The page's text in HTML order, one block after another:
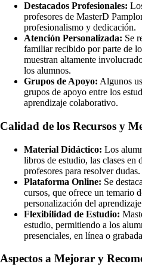
Destacados Profesionales:
profesores de MasterD
profesionalismo y dedicación.
Atención Personalizada: Se
familiar recibido por parte de
muestran altamente
los alumnos.
Grupos de Apoyo: Algunos
grupos de apoyo entre los
aprendizaje colaborativo.
Calidad de los Recursos y
Material Didáctico: Los
libros de estudio, las clases
profesores para resolver dudas.
Plataforma Online: Se
cursos, que ofrece un temario
personalización del
Flexibilidad de Estudio:
estudio, permitiendo a los
presenciales, en línea o
Aspectos a Mejorar y